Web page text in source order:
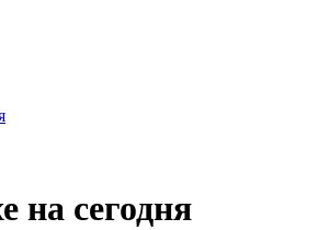
на сегодня